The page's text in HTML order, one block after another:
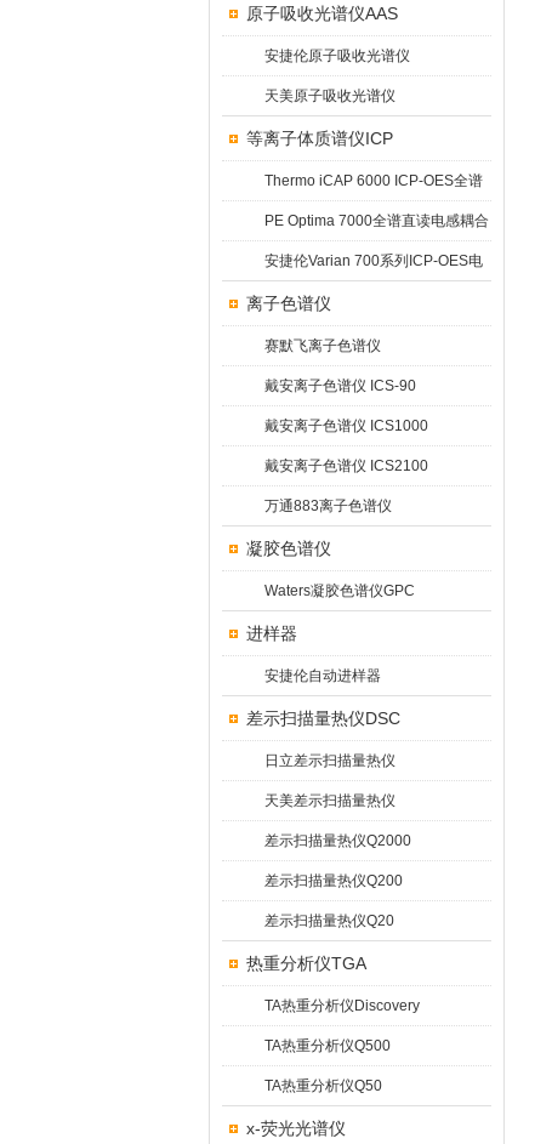
子阱质谱联用仪
原子吸收光谱仪AAS
安捷伦原子吸收光谱仪
天美原子吸收光谱仪
等离子体质谱仪ICP
Thermo iCAP 6000 ICP-OES全谱
直读等离子体发射光谱仪
PE Optima 7000全谱直读电感耦合
等离子体发射光谱仪
安捷伦Varian 700系列ICP-OES电
感耦合等离子原子发射光谱仪
离子色谱仪
赛默飞离子色谱仪
戴安离子色谱仪 ICS-90
戴安离子色谱仪 ICS1000
戴安离子色谱仪 ICS2100
万通883离子色谱仪
凝胶色谱仪
Waters凝胶色谱仪GPC
进样器
安捷伦自动进样器
差示扫描量热仪DSC
日立差示扫描量热仪
天美差示扫描量热仪
差示扫描量热仪Q2000
差示扫描量热仪Q200
差示扫描量热仪Q20
热重分析仪TGA
TA热重分析仪Discovery
TA热重分析仪Q500
TA热重分析仪Q50
x-荧光光谱仪